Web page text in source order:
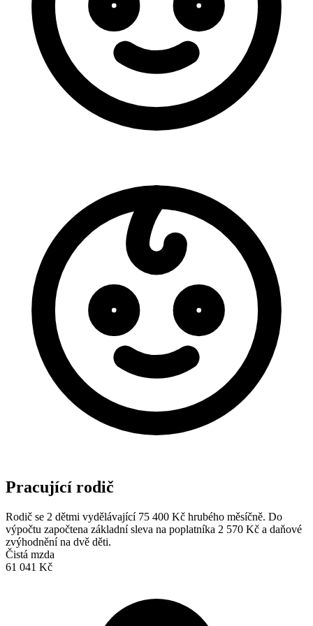
Pracující rodič
Rodič se 2 dětmi vydělávající 75 400 Kč hrubého měsíčně. Do
výpočtu započtena základní sleva na poplatníka 2 570 Kč a daňové
zvýhodnění na dvě děti.
Čistá mzda
61 041 Kč